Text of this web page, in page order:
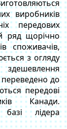
виробників
передових
ряд щорічно
споживачів,
з огляду
переведено до
передові
Канади.
лідера